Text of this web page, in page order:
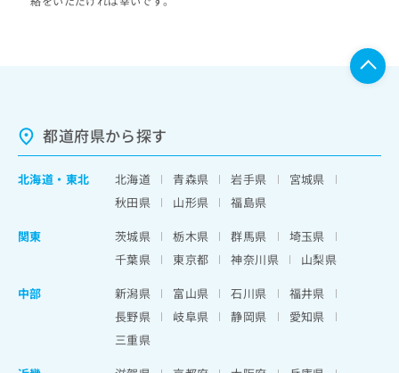
都道府県から探す
北海道 ・ 東北 北海道 青森県 岩手県
宮城県
秋田県
山形県
福島県
関東
茨城県 栃木県 群馬県
埼玉県
千葉県
東京都 神奈川県
山梨県
中部
新潟県 富山県 石川県
福井県
長野県
岐阜県 静岡県
愛知県
三重県